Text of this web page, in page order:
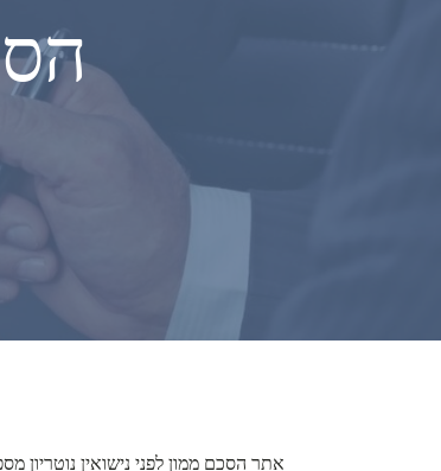
אתר הסכם ממון לפני נישואין נוטריון